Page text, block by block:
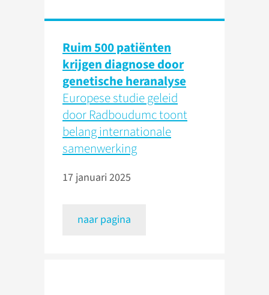
Ruim 500 patiënten
krijgen diagnose door
genetische heranalyse
Europese studie geleid
door Radboudumc toont
belang internationale
samenwerking
17 januari 2025
naar pagina